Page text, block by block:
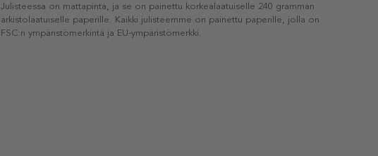
Julisteessa on mattapinta, ja se on painettu korkealaatuiselle 240 gramman
arkistolaatuiselle paperille. Kaikki julisteemme on painettu paperille, jolla on
FSC:n ympäristömerkintä ja EU-ympäristömerkki.